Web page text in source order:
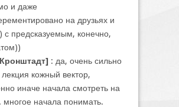
и даже
на друзьях и
с предсказуемым, конечно,
: да, очень сильно
кожный вектор,
иначе начала смотреть на
многое начала понимать.